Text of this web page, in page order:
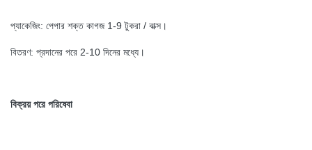
প্যাকেজিং: পেপার শক্ত কাগজ 1-9 টুকরা / বাক্স।
বিতরণ: প্রদানের পরে 2-10 দিনের মধ্যে।
বিক্রয় পরে পরিষেবা